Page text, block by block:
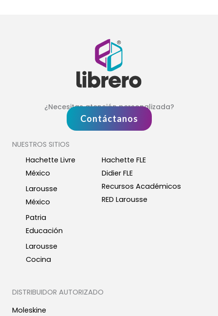
¿Necesitas atención personalizada?
Contáctanos
NUESTROS SITIOS
Hachette Livre
México
Larousse
México
Patria
Educación
Larousse
Cocina
Hachette FLE
Didier FLE
Recursos Académicos
RED Larousse
DISTRIBUIDOR AUTORIZADO
Moleskine